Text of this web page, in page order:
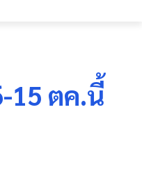
15 ตค.นี้